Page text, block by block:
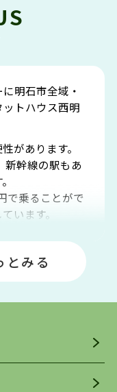
明石市全域・
トハウス西明
があります。
新幹線の駅もあ
で乗ることがで
います。
JR「大久保
じめとした買
困りません。
・神戸市西区
Ｐにて物件を
スタッフの平
とみる